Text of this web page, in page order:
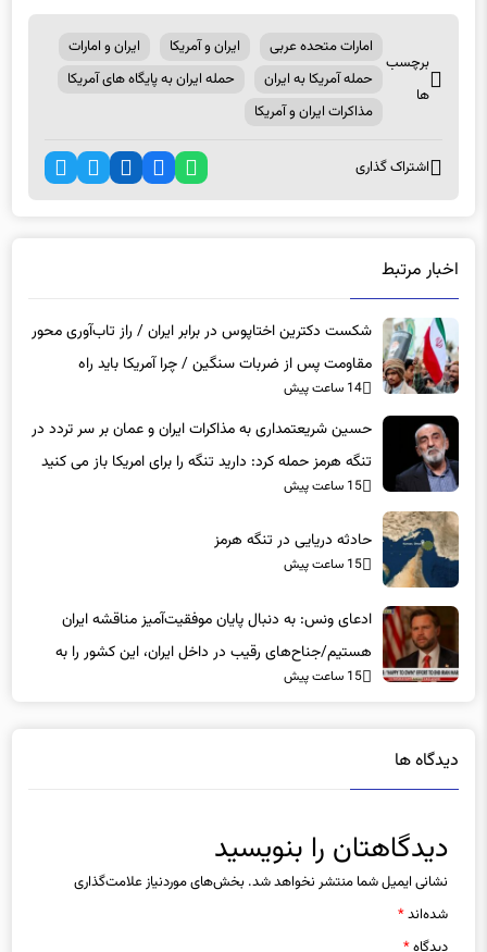
ها
حمله آمریکا به ایران
حمله ایران به پایگاه های آمریکا
مذاکرات ایران و آمریکا
شکست دکترین اختاپوس در برابر ایران / راز تاب‌آوری محور
مقاومت پس از ضربات سنگین / چرا آمریکا باید راه
دیپلماسی را برگزیند؟
14 ساعت پیش
حسین شریعتمداری به مذاکرات ایران و عمان بر سر تردد در
تنگه هرمز حمله کرد: دارید تنگه را برای امریکا باز می کنید
15 ساعت پیش
15 ساعت پیش
هستیم/جناح‌های رقیب در داخل ایران، این کشور را به
جهات مختلف می‌کشند
نشانی ایمیل شما منتشر نخواهد شد.بخش‌های موردنیاز علامت‌گذاری
شده‌اند*
دیدگاه*